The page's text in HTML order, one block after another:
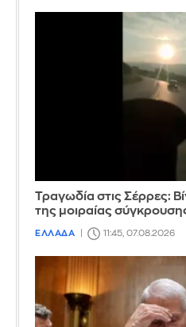
Τραγωδία στις Σέρρες:
της μοιραίας
ΕΛΛΑΔΑ 11:45, 07.08.2026